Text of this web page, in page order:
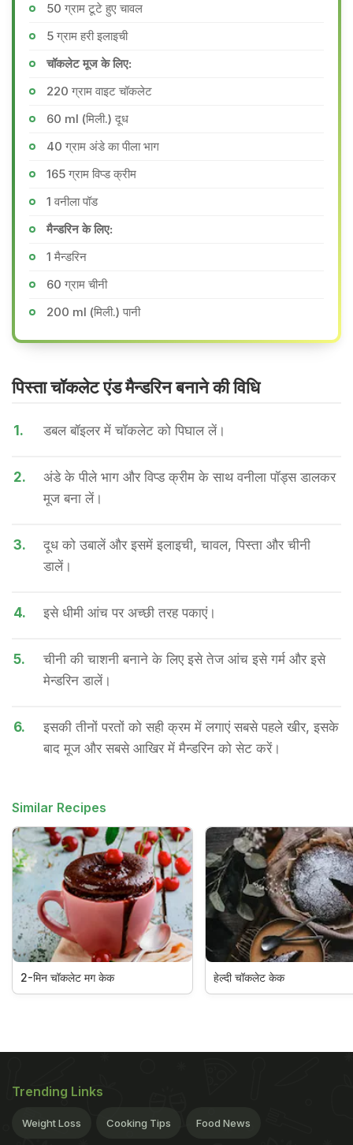
50 ग्राम टूटे हुए चावल
5 ग्राम हरी इलाइची
चॉकलेट मूज के लिए:
220 ग्राम वाइट चॉकलेट
60 ml (मिली.) दूध
40 ग्राम अंडे का पीला भाग
165 ग्राम विप्ड क्रीम
1 वनीला पॉड
मैन्डरिन के लिए:
1 मैन्डरिन
60 ग्राम चीनी
200 ml (मिली.) पानी
पिस्ता चॉकलेट एंड मैन्डरिन बनाने की वि​धि
1. डबल बॉइलर में चॉकलेट को पिघाल लें।
2.
अंडे के ​पीले भाग और विप्ड क्रीम के साथ वनीला पॉड्स डालकर
मूज बना लें।
3.
दूध को उबालें और इसमें इलाइची, चावल, पिस्ता और चीनी
डालें।
4. इसे धीमी आंच पर अच्छी तरह पकाएं।
5.
चीनी की चाशनी बनाने के लिए इसे तेज आंच इसे गर्म और इसे
मेन्डरिन डालें।
6.
इसकी तीनों परतों को सही क्रम में लगाएं सबसे पहले खीर, इसके
बाद मूज और सबसे आखिर में मैन्डरिन को सेट करें।
Similar Recipes
2-मिन चॉकलेट मग केक हेल्दी चॉकलेट केक
Trending Links
Weight Loss Cooking Tips Food News